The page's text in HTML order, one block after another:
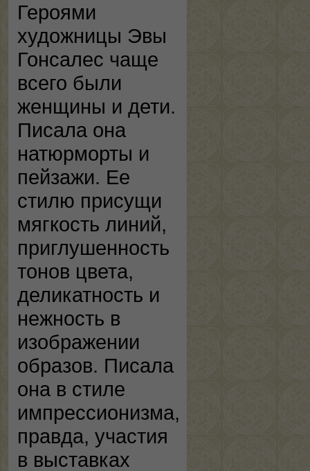
Героями
художницы Эвы
Гонсалес чаще
всего были
женщины и дети.
Писала она
натюрморты и
пейзажи. Ее
стилю присущи
мягкость линий,
приглушенность
тонов цвета,
деликатность и
нежность в
изображении
образов. Писала
она в стиле
импрессионизма,
правда, участия
в выставках